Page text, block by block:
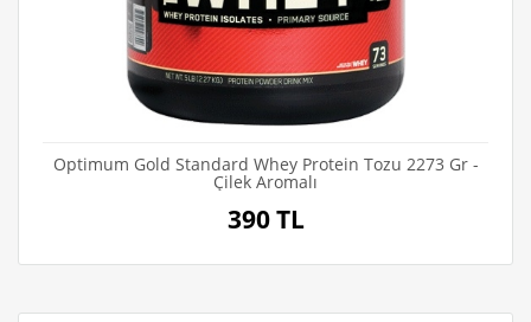
Optimum Gold Standard Whey Protein Tozu 2273 Gr -
Çilek Aromalı
390 TL